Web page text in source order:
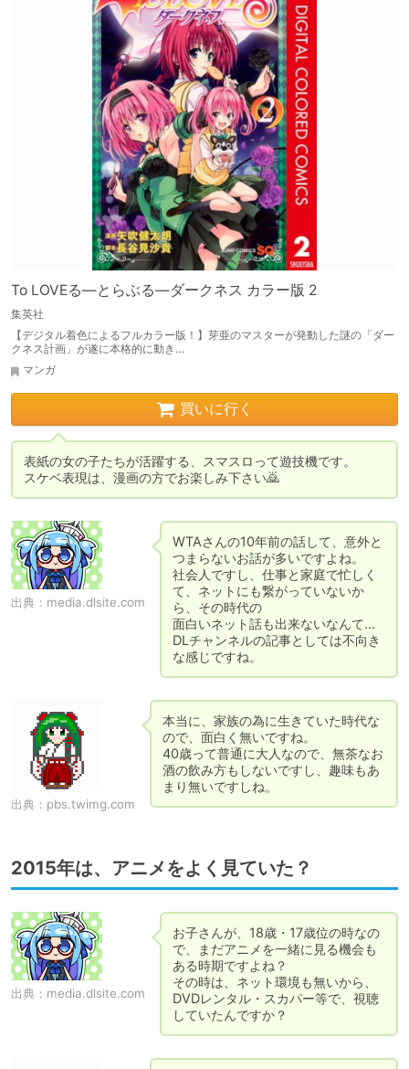
To LOVEる―とらぶる―ダークネス カラー版 2
集英社
【デジタル着色によるフルカラー版！】芽亜のマスターが発動した謎の「ダー
クネス計画」が遂に本格的に動き…
マンガ
買いに行く
表紙の女の子たちが活躍する、スマスロって遊技機です。
スケベ表現は、漫画の方でお楽しみ下さい🙇
出典： media.dlsite.com
WTAさんの10年前の話して、意外と
つまらないお話が多いですよね。
社会人ですし、仕事と家庭で忙しく
て、ネットにも繋がっていないか
ら、その時代の
面白いネット話も出来ないなんて…
DLチャンネルの記事としては不向き
な感じですね。
出典： pbs.twimg.com
本当に、家族の為に生きていた時代な
ので、面白く無いですね。
40歳って普通に大人なので、無茶なお
酒の飲み方もしないですし、趣味もあ
まり無いですしね。
2015年は、アニメをよく見ていた？
出典： media.dlsite.com
お子さんが、18歳・17歳位の時なの
で、まだアニメを一緒に見る機会も
ある時期ですよね？
その時は、ネット環境も無いから、
DVDレンタル・スカパー等で、視聴
していたんですか？